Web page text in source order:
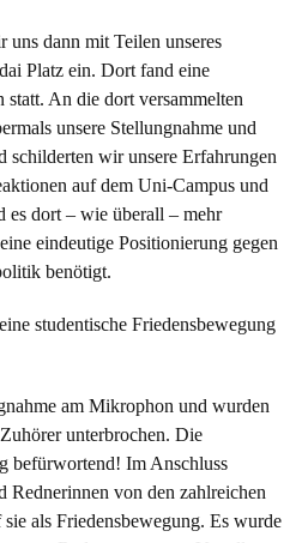
uns dann mit Teilen unseres
Platz ein. Dort fand eine
An die dort versammelten
unsere Stellungnahme und
schilderten wir unsere Erfahrungen
auf dem Uni-Campus und
es dort – wie überall – mehr
eindeutige Positionierung gegen
benötigt.
studentische Friedensbewegung
am Mikrophon und wurden
unterbrochen. Die
befürwortend! Im Anschluss
Rednerinnen von den zahlreichen
als Friedensbewegung. Es wurde